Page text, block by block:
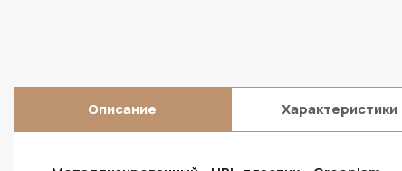
Описание Характеристики